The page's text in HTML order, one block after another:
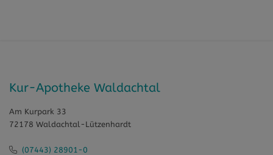
Kur-Apotheke Waldachtal
Am Kurpark 33
72178 Waldachtal-Lützenhardt
(07443) 28901-0